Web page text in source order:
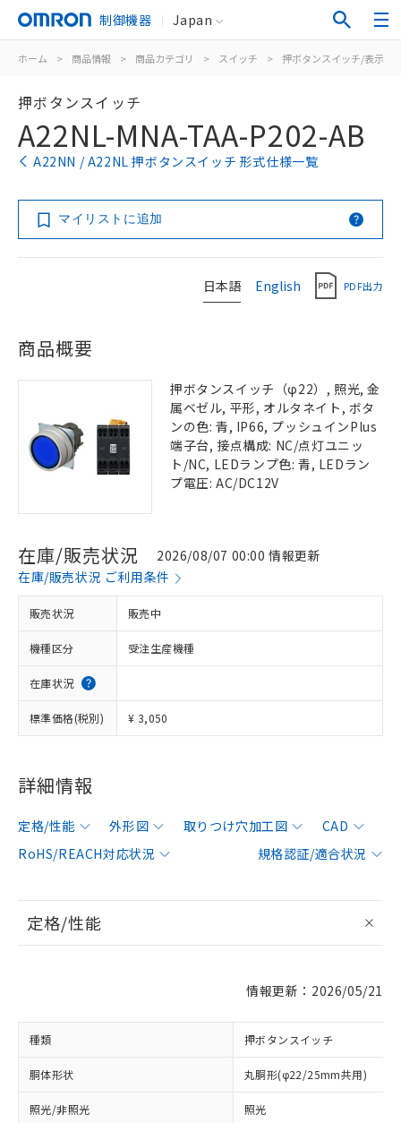
制御機器 Japan
ホーム > 商品情報 > 商品カテゴリ > スイッチ > 押ボタンスイッチ/表示灯
押ボタンスイッチ
A22NL-MNA-TAA-P202-AB
A22NN / A22NL 押ボタンスイッチ 形式仕様一覧
マイリストに追加
日本語 English PDF出力
商品概要
押ボタンスイッチ（φ22）, 照光, 金
属ベゼル, 平形, オルタネイト, ボタ
ンの色: 青, IP66, プッシュインPlus
端子台, 接点構成: NC/点灯ユニッ
ト/NC, LEDランプ色: 青, LEDラン
プ電圧: AC/DC12V
在庫/販売状況
2026/08/07 00:00 情報更新
在庫/販売状況 ご利用条件
販売状況 販売中
機種区分 受注生産機種
在庫状況
標準価格(税別) ¥ 3,050
詳細情報
定格/性能 外形図 取りつけ穴加工図
CAD
RoHS/REACH対応状況
規格認証/適合状況
定格/性能
情報更新：2026/05/21
種類 押ボタンスイッチ
胴体形状 丸胴形(φ22/25mm共用)
照光/非照光 照光